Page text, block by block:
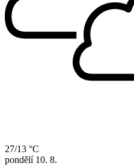
27/13 °C
pondělí 10. 8.